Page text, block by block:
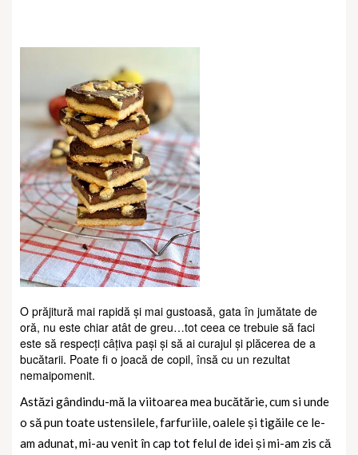
O prăjitură mai rapidă și mai gustoasă, gata în jumătate de
oră, nu este chiar atât de greu…tot ceea ce trebuie să faci
este să respecți câțiva pași și să ai curajul și plăcerea de a
bucătarii. Poate fi o joacă de copil, însă cu un rezultat
nemaipomenit.
Astăzi gândindu-mă la viitoarea mea bucătărie, cum si unde
o să pun toate ustensilele, farfuriile, oalele și tigăile ce le-
am adunat, mi-au venit în cap tot felul de idei și mi-am zis că